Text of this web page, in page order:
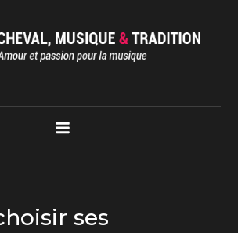
Tradition
la musique
ses